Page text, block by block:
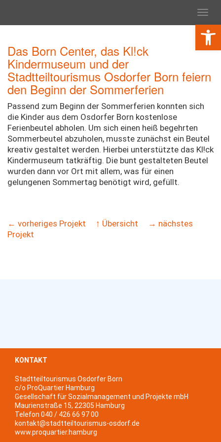
Das Born Center, das Kl!ck
Kindermuseum und der
Stadtteiltourismus Osdorfer Born feiern
den Beginn der Sommerferien
Passend zum Beginn der Sommerferien konnten sich
die Kinder aus dem Osdorfer Born kostenlose
Ferienbeutel abholen. Um sich einen heiß begehrten
Sommerbeutel abzuholen, musste zunächst ein Beutel
kreativ gestaltet werden. Hierbei unterstützte das Kl!ck
Kindermuseum tatkräftig. Die bunt gestalteten Beutel
wurden dann vor Ort mit allem, was für einen
gelungenen Sommertag benötigt wird, gefüllt.
← vorheriges Projekt ↑ Übersicht
→ nächstes
Projekt
KONTAKT
Stadtteiltourismus Osdorfer Born
c/o ProQuartier Hamburg
Gesellschaft für Sozialmanagement und Projekte mbH
Maurienstraße 15, 22305 Hamburg
Telefon 040 / 426 66 97 00
kontakt@stadtteiltourismus-osdorf.de
www.proquartier.hamburg